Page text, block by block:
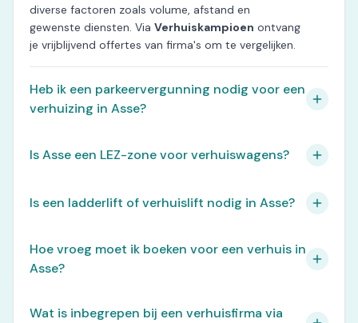
diverse factoren zoals volume, afstand en
gewenste diensten. Via Verhuiskampioen ontvang
je vrijblijvend offertes van firma's om te vergelijken.
Heb ik een parkeervergunning nodig voor een
verhuizing in Asse?
Is Asse een LEZ-zone voor verhuiswagens?
Is een ladderlift of verhuislift nodig in Asse?
Hoe vroeg moet ik boeken voor een verhuis in
Asse?
Wat is inbegrepen bij een verhuisfirma via